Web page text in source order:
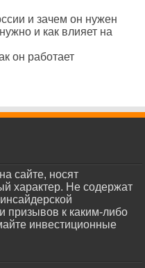
и зачем он нужен
и как влияет на
он работает
сайте, носят
характер. Не содержат
призывов к каким-либо
инвестиционные